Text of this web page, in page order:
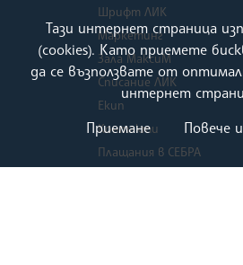
Шрифт ЛИК
Маркетинг
Зала МаксиМ
Списание ЛИК
Екип
Контакти
Плащания в СЕБРА
Тази интернет страница
(cookies). Като приемете
да се възползвате от
интернет
Приемане
Повече